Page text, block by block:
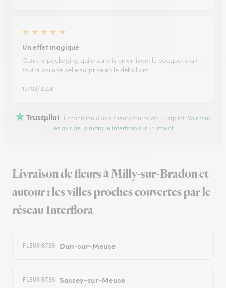
★ ★ ★ ★ ★
Un effet magique
Outre le packaging qui a surpris en arrivant le bouquet était
tout aussi une belle surprise en le déballant.
19/02/2026
Trustpilot Échantillon d'avis clients fourni via Trustpilot. Voir tous
les avis de la marque Interflora sur Trustpilot
Livraison de fleurs à Milly-sur-Bradon et
autour : les villes proches couvertes par le
réseau Interflora
FLEURISTES Dun-sur-Meuse
FLEURISTES Sassey-sur-Meuse